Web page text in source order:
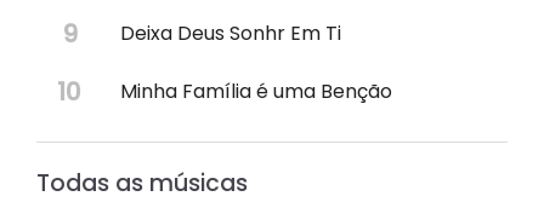
Deixa Deus Sonhr Em Ti
Minha Família é uma Benção
Todas as músicas